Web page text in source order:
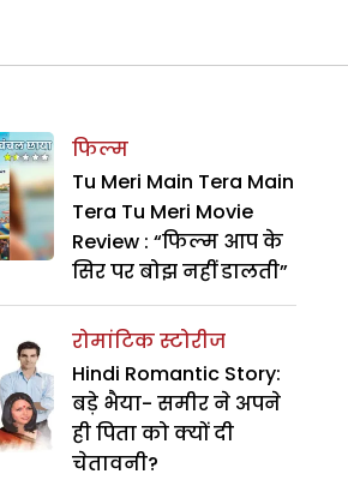
फिल्म
Tu Meri Main Tera Main
Tera Tu Meri Movie
Review : “फिल्म आप के
सिर पर बोझ नहीं डालती”
रोमांटिक स्टोरीज
Hindi Romantic Story:
बड़े भैया- समीर ने अपने
ही पिता को क्यों दी
चेतावनी?